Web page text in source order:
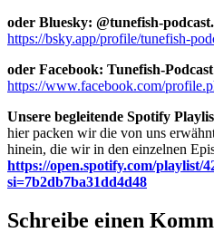
oder Bluesky: @tunefish-
https://bsky.app/profile/tunefish-
oder Facebook: Tunefish-Podcast
https://www.facebook.com/
Unsere begleitende Spotify
hier packen wir die von uns
hinein, die wir in den einzelnen
https://open.spotify.com/playlist/
si=7b2db7ba31dd4d48
Schreibe einen